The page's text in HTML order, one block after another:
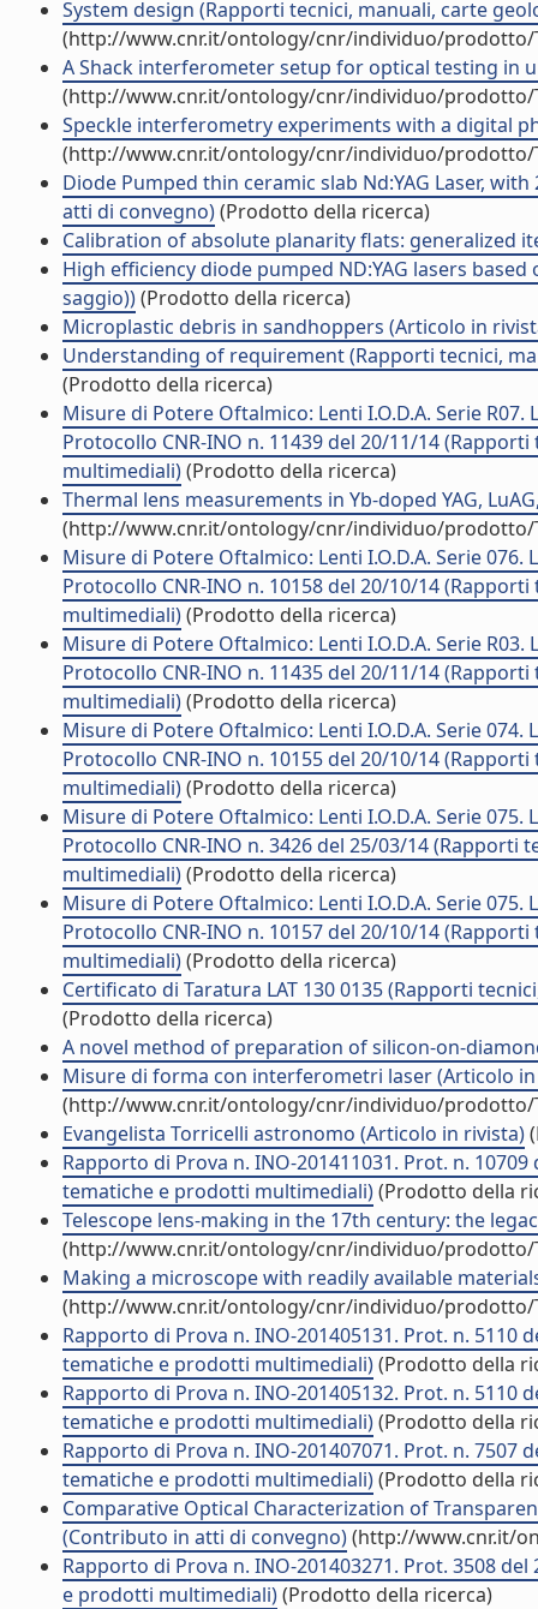
System design (Rapporti tecnici, manuali, carte
(http://www.cnr.it/ontology/cnr/individuo/prodotto/
A Shack interferometer setup for optical testing in
(http://www.cnr.it/ontology/cnr/individuo/prodotto/
Speckle interferometry experiments with a digital
(http://www.cnr.it/ontology/cnr/individuo/prodotto/
Diode Pumped thin ceramic slab Nd:YAG Laser,
atti di convegno)(Prodotto della ricerca)
Calibration of absolute planarity flats: generalized
High efficiency diode pumped ND:YAG lasers
saggio))(Prodotto della ricerca)
Microplastic debris in sandhoppers (Articolo in
Understanding of requirement (Rapporti tecnici,
(Prodotto della ricerca)
Misure di Potere Oftalmico: Lenti I.O.D.A. Serie
Protocollo CNR-INO n. 11439 del 20/11/14
multimediali)(Prodotto della ricerca)
Thermal lens measurements in Yb-doped YAG,
(http://www.cnr.it/ontology/cnr/individuo/prodotto/
Misure di Potere Oftalmico: Lenti I.O.D.A. Serie
Protocollo CNR-INO n. 10158 del 20/10/14
multimediali)(Prodotto della ricerca)
Misure di Potere Oftalmico: Lenti I.O.D.A. Serie
Protocollo CNR-INO n. 11435 del 20/11/14
multimediali)(Prodotto della ricerca)
Misure di Potere Oftalmico: Lenti I.O.D.A. Serie
Protocollo CNR-INO n. 10155 del 20/10/14
multimediali)(Prodotto della ricerca)
Misure di Potere Oftalmico: Lenti I.O.D.A. Serie
Protocollo CNR-INO n. 3426 del 25/03/14
multimediali)(Prodotto della ricerca)
Misure di Potere Oftalmico: Lenti I.O.D.A. Serie
Protocollo CNR-INO n. 10157 del 20/10/14
multimediali)(Prodotto della ricerca)
Certificato di Taratura LAT 130 0135 (Rapporti
(Prodotto della ricerca)
A novel method of preparation of silicon-on-
Misure di forma con interferometri laser (Articolo
(http://www.cnr.it/ontology/cnr/individuo/prodotto/
Evangelista Torricelli astronomo (Articolo in rivista)
Rapporto di Prova n. INO-201411031. Prot. n.
tematiche e prodotti multimediali)(Prodotto della
Telescope lens-making in the 17th century: the
(http://www.cnr.it/ontology/cnr/individuo/prodotto/
Making a microscope with readily available
(http://www.cnr.it/ontology/cnr/individuo/prodotto/
Rapporto di Prova n. INO-201405131. Prot. n.
tematiche e prodotti multimediali)(Prodotto della
Rapporto di Prova n. INO-201405132. Prot. n.
tematiche e prodotti multimediali)(Prodotto della
Rapporto di Prova n. INO-201407071. Prot. n.
tematiche e prodotti multimediali)(Prodotto della
Comparative Optical Characterization of
(Contributo in atti di convegno)(http://www.cnr.it/
Rapporto di Prova n. INO-201403271. Prot. 3508
e prodotti multimediali)(Prodotto della ricerca)